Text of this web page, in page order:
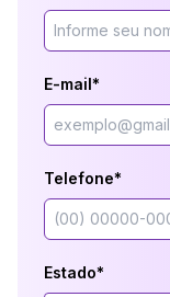
E-mail*
Telefone*
Estado*